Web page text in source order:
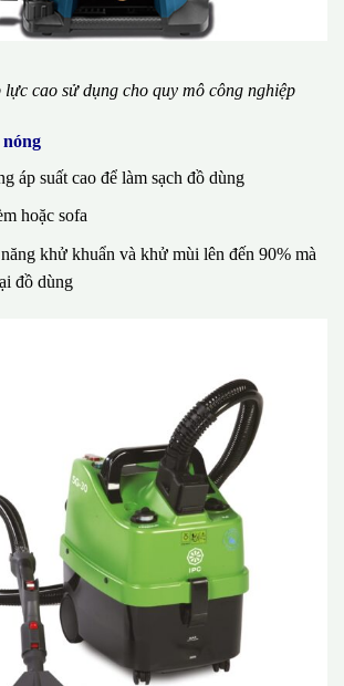
cao sử dụng cho quy mô công nghiệp
áp suất cao để làm sạch đồ dùng
hoặc sofa
khử khuẩn và khử mùi lên đến 90% mà
đồ dùng